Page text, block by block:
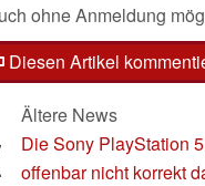
ohne Anmeldung
Diesen Artikel
Ältere News
Die Sony PlayStation
offenbar nicht korrekt